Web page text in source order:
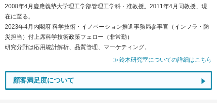
2008年4月慶應義塾大学理工学部管理工学科・准教授。2011年4月同教授、現
在に至る。
2023年4月内閣府 科学技術・イノベーション推進事務局参事官（インフラ・防
災担当）付上席科学技術政策フェロー（非常勤）
研究分野は応用統計解析、品質管理、マーケティング。
≫鈴木研究室についての詳細はこちら
顧客満足度について